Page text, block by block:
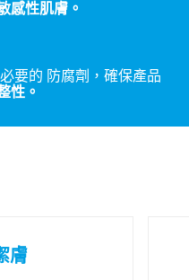
感性肌膚。
要的 防腐劑，確保產品
性。
膚​